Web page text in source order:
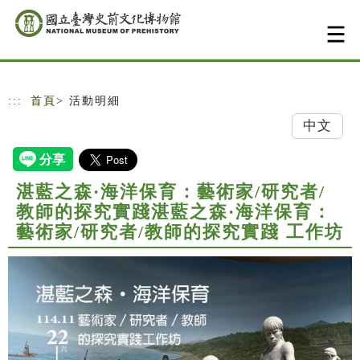
跳到主要內容
網站導覽
::: 首頁 > 活動明細
中文
湛藍之森·海洋保育：藝術家/研究者/
教師的探究實踐湛藍之森·海洋保育：
藝術家/研究者/教師的探究實踐 工作坊